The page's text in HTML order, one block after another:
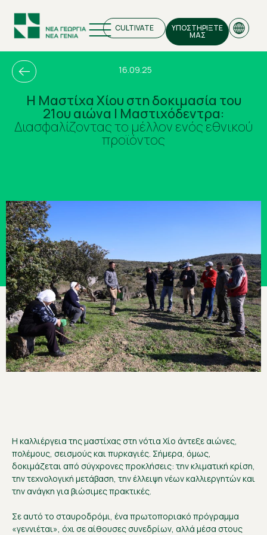
CULTIVATE ΥΠΟΣΤΗΡΙΞΤΕ
ΜΑΣ
16.09.25
Η Μαστίχα Χίου στη δοκιμασία του
21ου αιώνα | Μαστιχόδεντρα:
Διασφαλίζοντας το μέλλον ενός εθνικού
προϊόντος
Η καλλιέργεια της μαστίχας στη νότια Χίο άντεξε αιώνες,
πολέμους, σεισμούς και πυρκαγιές. Σήμερα, όμως,
δοκιμάζεται από σύγχρονες προκλήσεις: την κλιματική κρίση,
την τεχνολογική μετάβαση, την έλλειψη νέων καλλιεργητών και
την ανάγκη για βιώσιμες πρακτικές.
Σε αυτό το σταυροδρόμι, ένα πρωτοποριακό πρόγραμμα
«γεννιέται», όχι σε αίθουσες συνεδρίων, αλλά μέσα στους